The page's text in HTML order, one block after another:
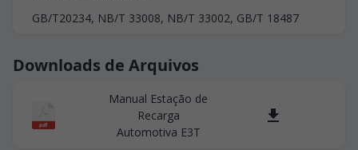
GB/T20234, NB/T 33008, NB/T 33002, GB/T 18487
Downloads de Arquivos
pdf
Manual Estação de
Recarga
Automotiva E3T